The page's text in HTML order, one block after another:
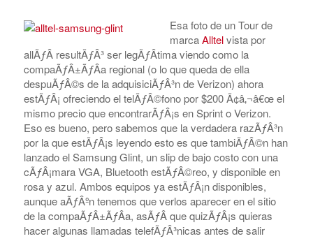
Esa foto de un Tour de
marcaAlltelvista por
allÃƒÂ­ resultÃƒÂ³ ser legÃƒÂ­tima viendo como la
compaÃƒÂ±ÃƒÂ­a regional (o lo que queda de ella
despuÃƒÂ©s de la adquisiciÃƒÂ³n de Verizon) ahora
estÃƒÂ¡ ofreciendo el telÃƒÂ©fono por $200 Ã¢â‚¬â€œ el
mismo precio que encontrarÃƒÂ¡s en Sprint o Verizon.
Eso es bueno, pero sabemos que la verdadera razÃƒÂ³n
por la que estÃƒÂ¡s leyendo esto es que tambiÃƒÂ©n han
lanzado el Samsung Glint, un slip de bajo costo con una
cÃƒÂ¡mara VGA, Bluetooth estÃƒÂ©reo, y disponible en
rosa y azul. Ambos equipos ya estÃƒÂ¡n disponibles,
aunque aÃƒÂºn tenemos que verlos aparecer en el sitio
de la compaÃƒÂ±ÃƒÂ­a, asÃƒÂ­ que quizÃƒÂ¡s quieras
hacer algunas llamadas telefÃƒÂ³nicas antes de salir